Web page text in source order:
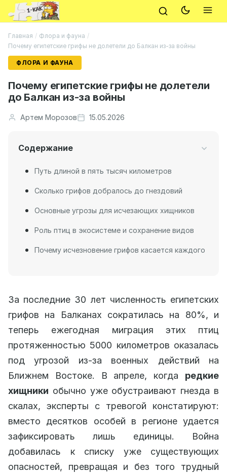
Главная / Флора и фауна /
Почему египетские грифы не долетели до Балкан из-за войны
ФЛОРА И ФАУНА
Почему египетские грифы не долетели
до Балкан из-за войны
Артем Морозов 15.05.2026
Содержание
Путь длиной в пять тысяч километров
Сколько грифов добралось до гнездовий
Основные угрозы для исчезающих хищников
Роль птиц в экосистеме и сохранение видов
Почему исчезновение грифов касается каждого
За последние 30 лет численность египетских
грифов на Балканах сократилась на 80%, и
теперь ежегодная миграция этих птиц
протяженностью 5000 километров оказалась
под угрозой из-за военных действий на
Ближнем Востоке. В апреле, когда редкие
хищники обычно уже обустраивают гнезда в
скалах, эксперты с тревогой констатируют:
вместо десятков особей в регионе удается
зафиксировать лишь единицы. Война
добавилась к списку уже существующих
опасностей, превращая и без того трудный